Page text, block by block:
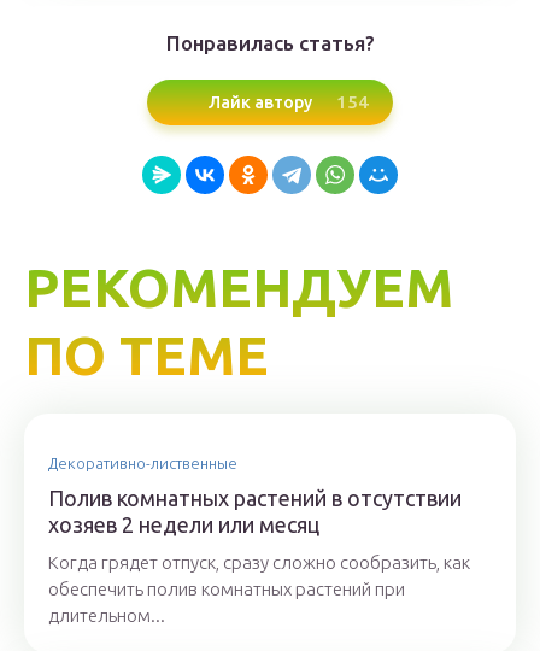
Понравилась статья?
Лайк автору 154
РЕКОМЕНДУЕМ
ПО ТЕМЕ
Декоративно-лиственные
Полив комнатных растений в отсутствии
хозяев 2 недели или месяц
Когда грядет отпуск, сразу сложно сообразить, как
обеспечить полив комнатных растений при
длительном...